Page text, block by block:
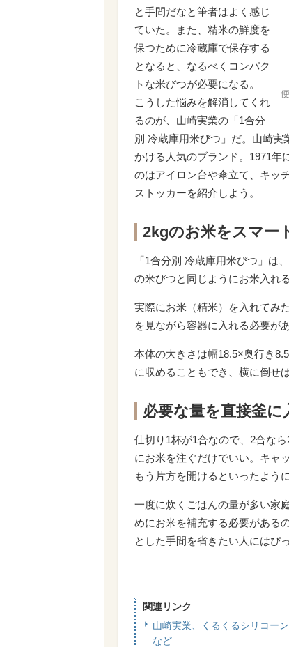
と手間だなと筆者はよく感じ
ていた。また、精米の鮮度を
保つために冷蔵庫で保存する
となると、なるべくコンパク
トな米びつが必要になる。
こうした悩みを解消してくれ
るのが、山崎実業の「1合分
別 冷蔵庫用米びつ」だ。山崎
かける人気のブランド。1971年
のはアイロン台や傘立て、キッ
ストッカーを紹介しよう。
2kgのお米をスマー
「1合分別 冷蔵庫用米びつ」は
の米びつと同じようにお米入れ
実際にお米（精米）を入れてみ
を見ながら容器に入れる必要が
本体の大きさは幅18.5×奥行き
に収めることもでき、横に倒せ
必要な量を直接釜に
仕切り1杯が1合なので、2合な
にお米を注ぐだけでいい。キャ
もう片方を開けるといったよう
一度に炊くごはんの量が多い家
めにお米を補充する必要がある
とした手間を省きたい人にはぴ
関連リンク
山崎実業、くるくるシリコー
など